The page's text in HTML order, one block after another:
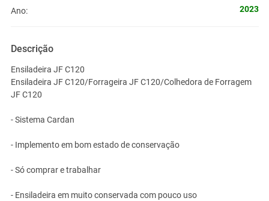
Ano: 2023
Descrição
Ensiladeira JF C120
Ensiladeira JF C120/Forrageira JF C120/Colhedora de Forragem
JF C120
- Sistema Cardan
- Implemento em bom estado de conservação
- Só comprar e trabalhar
- Ensiladeira em muito conservada com pouco uso